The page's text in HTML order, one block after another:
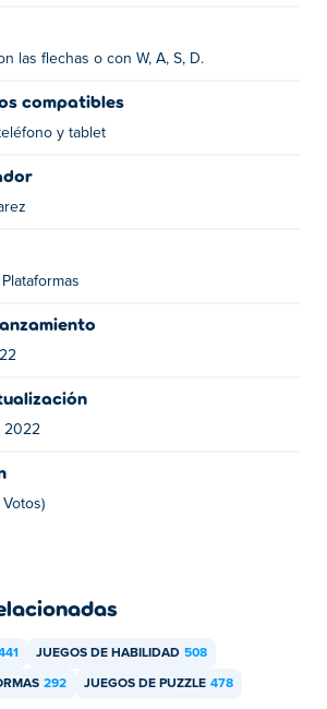
WASD
Resizer
las flechas o con W, A, S, D.
compatibles
y tablet
2022
JUEGOS DE HABILIDAD 508
292 JUEGOS DE PUZZLE 478